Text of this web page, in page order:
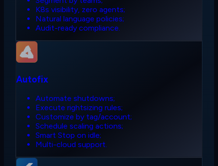
K8s visibility, zero agents;
Natural language policies;
Audit-ready compliance.
Autofix
Automate shutdowns;
Execute rightsizing rules;
Customize by tag/account;
Schedule scaling actions;
Smart Stop on idle;
Multi-cloud support.